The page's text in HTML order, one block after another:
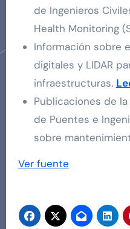
de Ingenieros
Health Monitoring
Información sobre
digitales y LIDAR
infraestructuras.
Publicaciones de
de Puentes e
sobre
Navegación
entradas
Ver fuente